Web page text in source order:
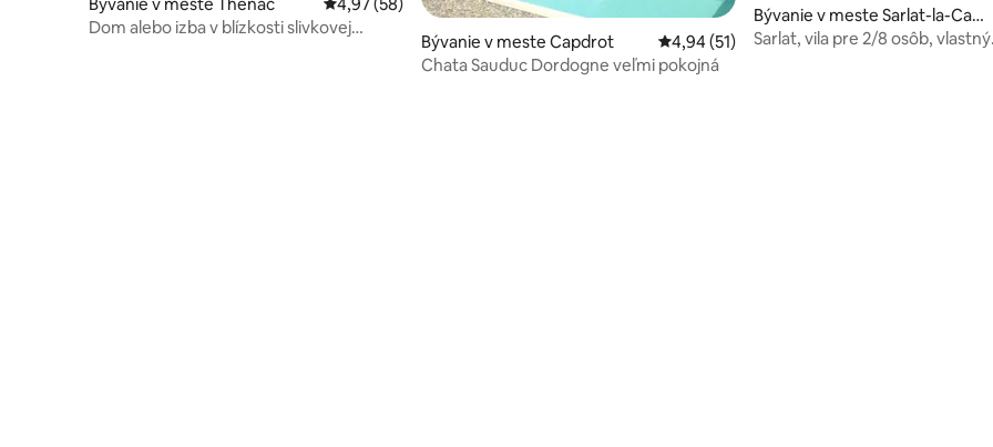
Dom alebo izba v blízkosti slivkovej
Bývanie v meste Capdrot Priemerné ohodnotenie 4,94 z 5, počet
4,94 (51)
Chata Sauduc Dordogne veľmi pokojná
Bývanie v meste Sarlat-la-Can
éda
Sarlat, vila pre 2/8 osôb, vlastný